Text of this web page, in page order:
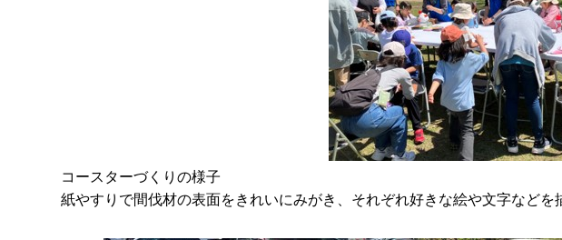
コースターづくりの様子
紙やすりで間伐材の表面をきれいにみがき、それぞれ好きな絵や文字など